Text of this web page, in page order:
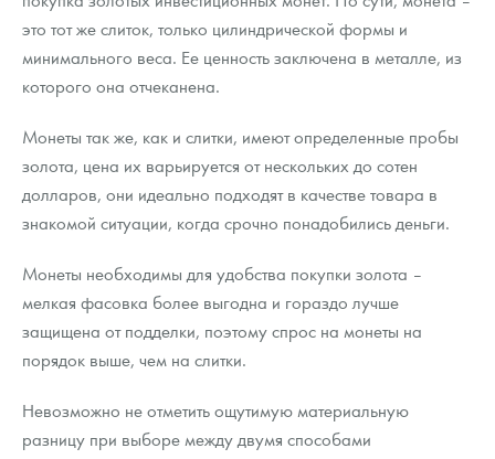
это тот же слиток, только цилиндрической формы и
минимального веса. Ее ценность заключена в металле, из
которого она отчеканена.
Монеты так же, как и слитки, имеют определенные пробы
золота, цена их варьируется от нескольких до сотен
долларов, они идеально подходят в качестве товара в
знакомой ситуации, когда срочно понадобились деньги.
Монеты необходимы для удобства покупки золота –
мелкая фасовка более выгодна и гораздо лучше
защищена от подделки, поэтому спрос на монеты на
порядок выше, чем на слитки.
Невозможно не отметить ощутимую материальную
разницу при выборе между двумя способами